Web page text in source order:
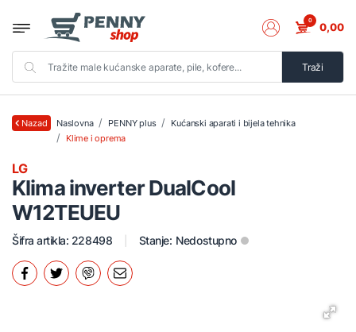
Traži
0 0,00
Nazad Naslovna PENNY plus
Kućanski aparati i bijela tehnika
Klime i oprema
Klima inverter DualCool
W12TEUEU
LG
Šifra artikla: 228498 Stanje: Nedostupno